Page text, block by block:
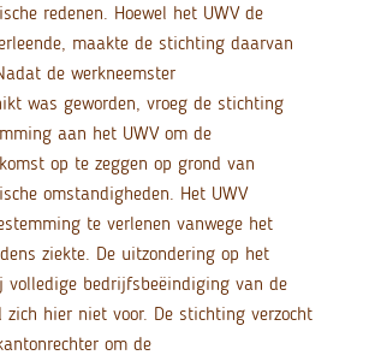
redenen. Hoewel het UWV de
maakte de stichting daarvan
de werkneemster
was geworden, vroeg de stichting
aan het UWV om de
op te zeggen op grond van
omstandigheden. Het UWV
te verlenen vanwege het
ziekte. De uitzondering op het
volledige bedrijfsbeëindiging van de
zich hier niet voor. De stichting verzocht
om de